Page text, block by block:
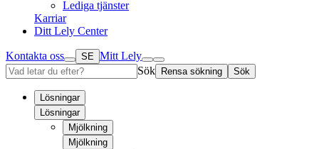
Lediga tjänster
Karriar
Ditt Lely Center
Kontakta oss SE Mitt Lely
Sök
Rensa sökning Sök
Lösningar
Lösningar
Mjölkning
Mjölkning